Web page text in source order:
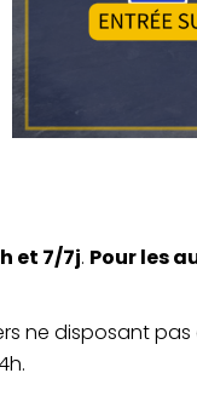
et 7/7j. Pour les
ne disposant